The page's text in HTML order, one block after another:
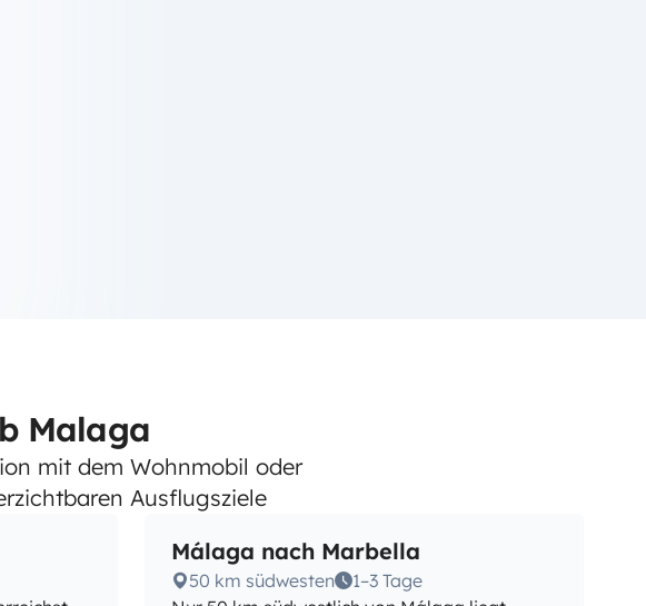
Malaga
mit dem Wohnmobil oder
Ausflugsziele
Málaga nach Marbella
50 km südwesten
1–3 Tage